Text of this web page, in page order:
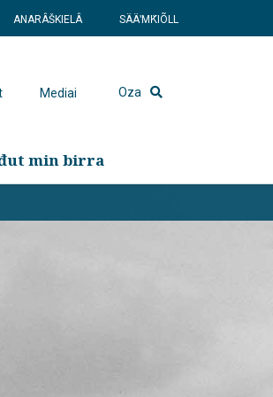
ANARÂŠKIELÂ SÄÄʹMǨIÕLL
Mediai Oza
min birra